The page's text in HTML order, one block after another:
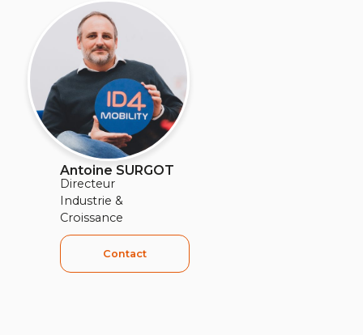
Antoine SURGOT
Directeur
Industrie &
Croissance
Contact